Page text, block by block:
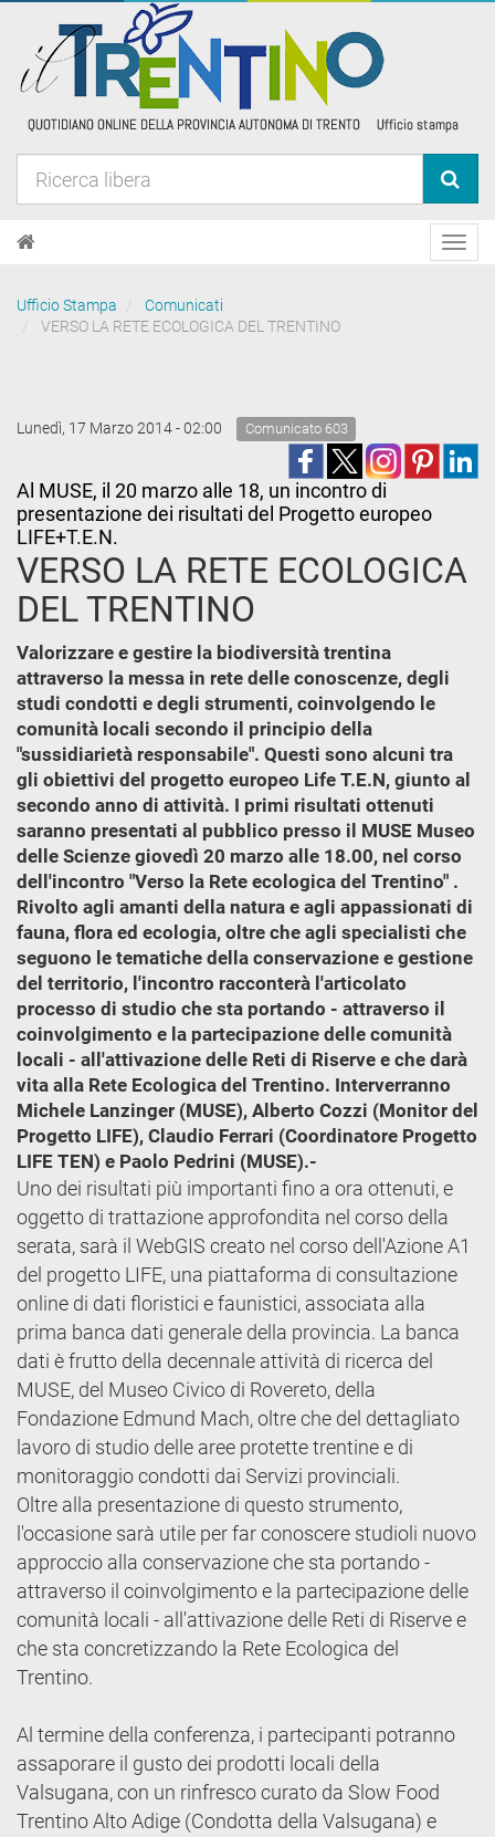
Ufficio Stampa
Comunicati
VERSO LA RETE ECOLOGICA DEL TRENTINO
Lunedì, 17 Marzo 2014 - 02:00 Comunicato 603
Al MUSE, il 20 marzo alle 18, un incontro di
presentazione dei risultati del Progetto europeo
LIFE+T.E.N.
VERSO LA RETE ECOLOGICA
DEL TRENTINO
Valorizzare e gestire la biodiversità trentina
attraverso la messa in rete delle conoscenze, degli
studi condotti e degli strumenti, coinvolgendo le
comunità locali secondo il principio della
"sussidiarietà responsabile". Questi sono alcuni tra
gli obiettivi del progetto europeo Life T.E.N, giunto al
secondo anno di attività. I primi risultati ottenuti
saranno presentati al pubblico presso il MUSE Museo
delle Scienze giovedì 20 marzo alle 18.00, nel corso
dell'incontro "Verso la Rete ecologica del Trentino" .
Rivolto agli amanti della natura e agli appassionati di
fauna, flora ed ecologia, oltre che agli specialisti che
seguono le tematiche della conservazione e gestione
del territorio, l'incontro racconterà l'articolato
processo di studio che sta portando - attraverso il
coinvolgimento e la partecipazione delle comunità
locali - all'attivazione delle Reti di Riserve e che darà
vita alla Rete Ecologica del Trentino. Interverranno
Michele Lanzinger (MUSE), Alberto Cozzi (Monitor del
Progetto LIFE), Claudio Ferrari (Coordinatore Progetto
LIFE TEN) e Paolo Pedrini (MUSE).-
Uno dei risultati più importanti fino a ora ottenuti, e
oggetto di trattazione approfondita nel corso della
serata, sarà il WebGIS creato nel corso dell'Azione A1
del progetto LIFE, una piattaforma di consultazione
online di dati floristici e faunistici, associata alla
prima banca dati generale della provincia. La banca
dati è frutto della decennale attività di ricerca del
MUSE, del Museo Civico di Rovereto, della
Fondazione Edmund Mach, oltre che del dettagliato
lavoro di studio delle aree protette trentine e di
monitoraggio condotti dai Servizi provinciali.
Oltre alla presentazione di questo strumento,
l'occasione sarà utile per far conoscere studioli nuovo
approccio alla conservazione che sta portando -
attraverso il coinvolgimento e la partecipazione delle
comunità locali - all'attivazione delle Reti di Riserve e
che sta concretizzando la Rete Ecologica del
Trentino.
Al termine della conferenza, i partecipanti potranno
assaporare il gusto dei prodotti locali della
Valsugana, con un rinfresco curato da Slow Food
Trentino Alto Adige (Condotta della Valsugana) e